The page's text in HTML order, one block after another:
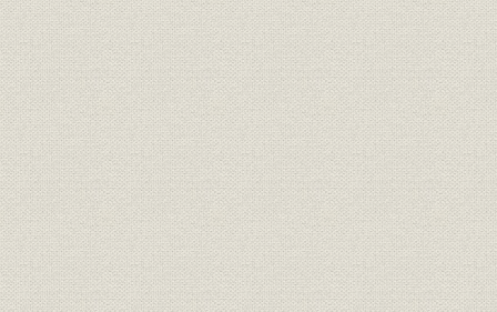
卓也復員―復興開店
焦土に開く―平和の訪れ
諏訪新道へ移る
年商10倍
商工会議所議員改選
支店第1号―津へ出店
駅前オカダヤ誕生